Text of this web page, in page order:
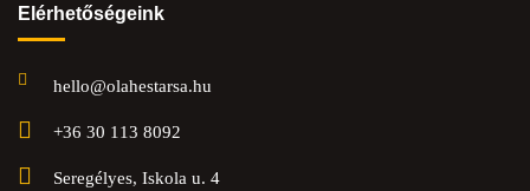
Elérhetőségeink
hello@olahestarsa.hu
+36 30 113 8092
Seregélyes, Iskola u. 4